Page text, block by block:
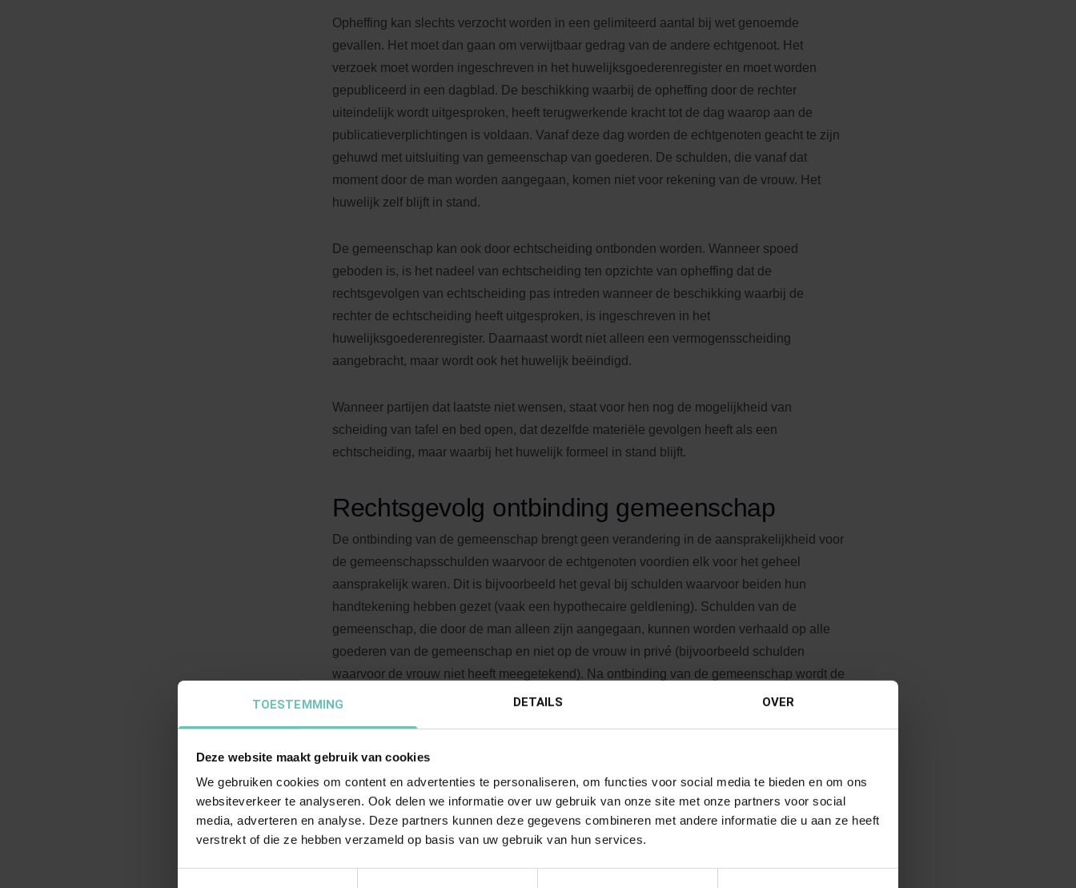
TOESTEMMING DETAILS OVER
Deze website maakt gebruik van cookies
We gebruiken cookies om content en advertenties te personaliseren, om functies voor social media te bieden en om ons
websiteverkeer te analyseren. Ook delen we informatie over uw gebruik van onze site met onze partners voor social
media, adverteren en analyse. Deze partners kunnen deze gegevens combineren met andere informatie die u aan ze heeft
verstrekt of die ze hebben verzameld op basis van uw gebruik van hun services.
Opheffing kan slechts verzocht worden in een gelimiteerd aantal bij wet genoemde
gevallen. Het moet dan gaan om verwijtbaar gedrag van de andere echtgenoot. Het
verzoek moet worden ingeschreven in het huwelijksgoederenregister en moet worden
gepubliceerd in een dagblad. De beschikking waarbij de opheffing door de rechter
uiteindelijk wordt uitgesproken, heeft terugwerkende kracht tot de dag waarop aan de
publicatieverplichtingen is voldaan. Vanaf deze dag worden de echtgenoten geacht te zijn
gehuwd met uitsluiting van gemeenschap van goederen. De schulden, die vanaf dat
moment door de man worden aangegaan, komen niet voor rekening van de vrouw. Het
huwelijk zelf blijft in stand.
De gemeenschap kan ook door echtscheiding ontbonden worden. Wanneer spoed
geboden is, is het nadeel van echtscheiding ten opzichte van opheffing dat de
rechtsgevolgen van echtscheiding pas intreden wanneer de beschikking waarbij de
rechter de echtscheiding heeft uitgesproken, is ingeschreven in het
huwelijksgoederenregister. Daarnaast wordt niet alleen een vermogensscheiding
aangebracht, maar wordt ook het huwelijk beëindigd.
Wanneer partijen dat laatste niet wensen, staat voor hen nog de mogelijkheid van
scheiding van tafel en bed open, dat dezelfde materiële gevolgen heeft als een
echtscheiding, maar waarbij het huwelijk formeel in stand blijft.
Rechtsgevolg ontbinding gemeenschap
De ontbinding van de gemeenschap brengt geen verandering in de aansprakelijkheid voor
de gemeenschapsschulden waarvoor de echtgenoten voordien elk voor het geheel
aansprakelijk waren. Dit is bijvoorbeeld het geval bij schulden waarvoor beiden hun
handtekening hebben gezet (vaak een hypothecaire geldlening). Schulden van de
gemeenschap, die door de man alleen zijn aangegaan, kunnen worden verhaald op alle
goederen van de gemeenschap en niet op de vrouw in privé (bijvoorbeeld schulden
waarvoor de vrouw niet heeft meegetekend). Na ontbinding van de gemeenschap wordt de
vrouw voor 50% aansprakelijk voor deze schulden. Dat betekent dat de ontbinding alleen
bieden.
Afstand gemeenschap
Afstand doen van de gemeenschap is alleen mogelijk wanneer de gemeenschap is
ontbonden. Het rechtsgevolg van afstand is tweeledig: